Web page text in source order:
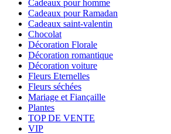
Cadeaux pour homme
Cadeaux pour Ramadan
Cadeaux saint-valentin
Chocolat
Décoration Florale
Décoration romantique
Décoration voiture
Fleurs Eternelles
Fleurs séchées
Mariage et Fiançaille
Plantes
TOP DE VENTE
VIP